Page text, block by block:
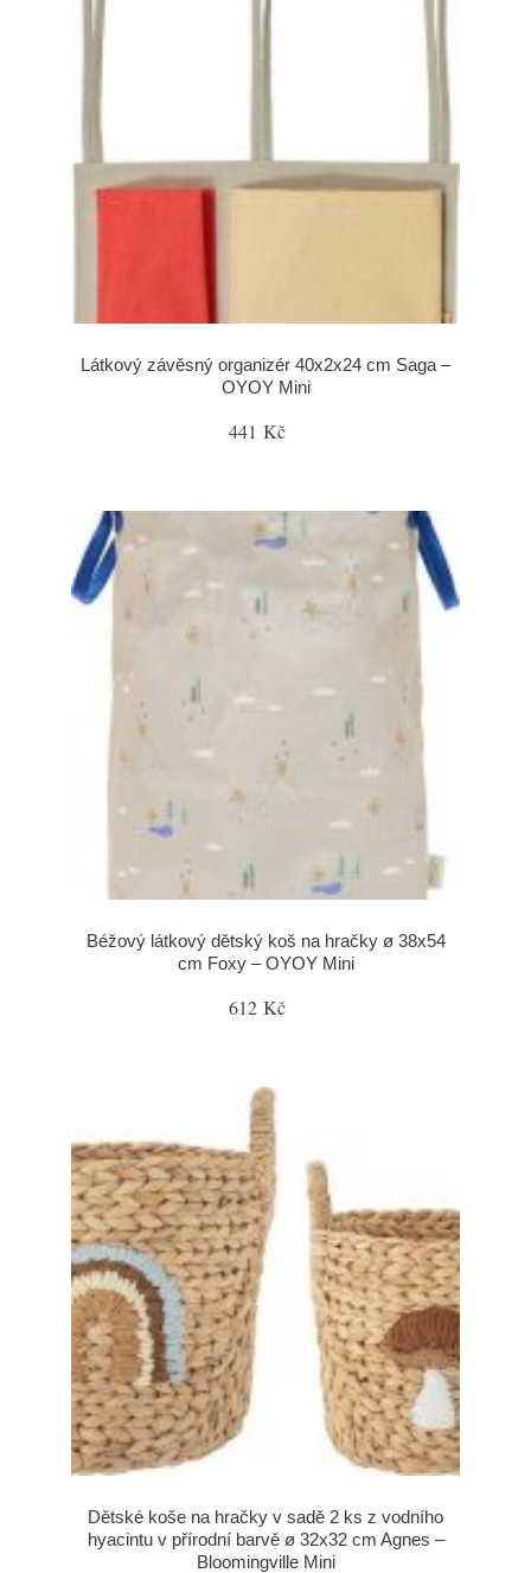
Látkový závěsný organizér 40x2x24 cm Saga –
OYOY Mini
441 Kč
Béžový látkový dětský koš na hračky ø 38x54
cm Foxy – OYOY Mini
612 Kč
Dětské koše na hračky v sadě 2 ks z vodního
hyacintu v přírodní barvě ø 32x32 cm Agnes –
Bloomingville Mini